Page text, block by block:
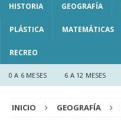
HISTORIA GEOGRAFÍA
PLÁSTICA MATEMÁTICAS
RECREO
0 A 6 MESES 6 A 12 MESES
INICIO GEOGRAFÍA